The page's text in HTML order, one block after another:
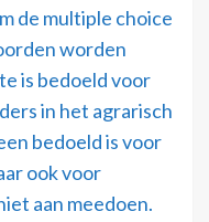
de multiple choice
worden
is bedoeld voor
in het agrarisch
bedoeld is voor
ook voor
aan meedoen.